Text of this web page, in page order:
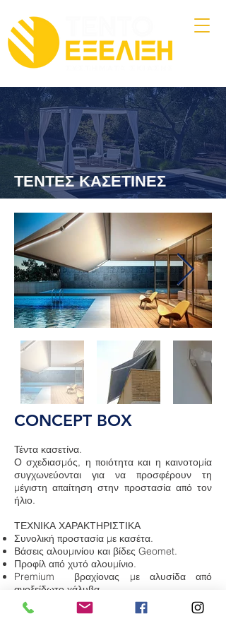
ΤΕΝΤΕΣ ΚΑΣΕΤΙΝΕΣ
CONCEPT BOX
Τέντα κασετίνα.
Ο σχεδιασμός, η ποιότητα και η καινοτομία
συγχωνεύονται για να προσφέρουν τη
μέγιστη απαίτηση στην προστασία από τον
ήλιο.
ΤΕΧΝΙΚΑ ΧΑΡΑΚΤΗΡΙΣΤΙΚΑ
Συνολική προστασία με κασέτα.
Βάσεις αλουμινίου και βίδες Geomet.
Προφίλ από χυτό αλουμίνιο.
Premium βραχίονας με αλυσίδα από
ανοξείδωτο χάλυβα.
Όπλα με κανάλι για φωτισμό LED.
Μπροστινή εγκατάσταση ή οροφή.